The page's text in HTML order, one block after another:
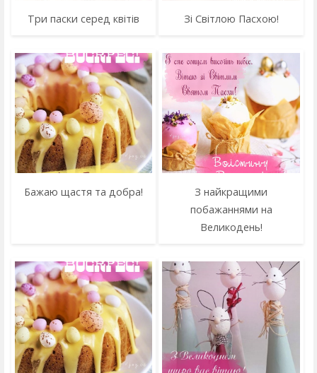
Три паски серед квітів Зі Світлою Пасхою!
Бажаю щастя та добра!
З найкращими
побажаннями на
Великодень!